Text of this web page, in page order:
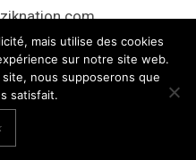
mais utilise des cookies
sur notre site web.
nous supposerons que
satisfait.